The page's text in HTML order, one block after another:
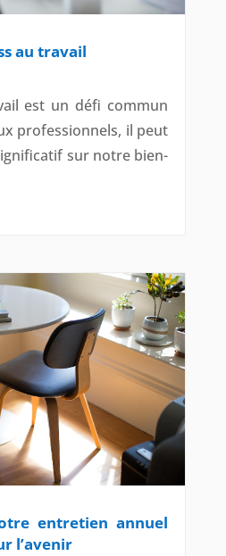
au travail
est un défi commun
professionnels, il peut
sur notre bien-
entretien annuel
l’avenir